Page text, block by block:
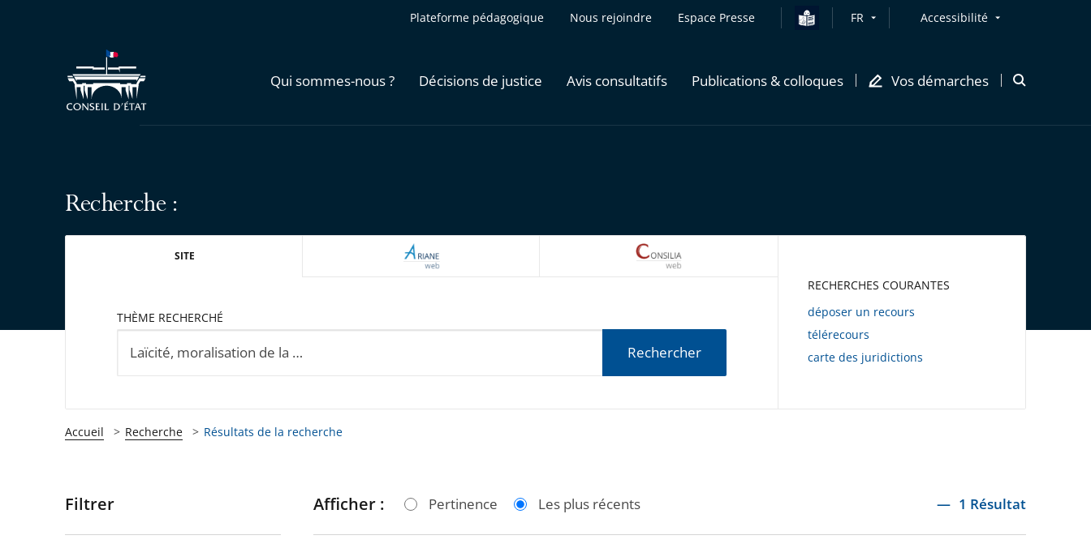
Plateforme pédagogique Nous rejoindre Espace Presse FR Accessibilité
Qui sommes-nous ? Décisions de justice Avis consultatifs Publications & colloques Vos démarches
Ouvrir
Recherche :
SITE ARIANEWEB
THÈME RECHERCHÉ
Rechercher
RECHERCHES COURANTES
déposer un recours
télérecours
carte des juridictions
Accueil Recherche Résultats de la recherche
Passer
Filtrer Afficher : Pertinence Les plus récents 1 Résultat